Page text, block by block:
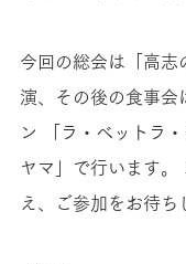
今回の総会は「高志
演、その後の食事会
ン 「ラ・ベットラ
ヤマ」で行います。
え、ご参加をお待ち